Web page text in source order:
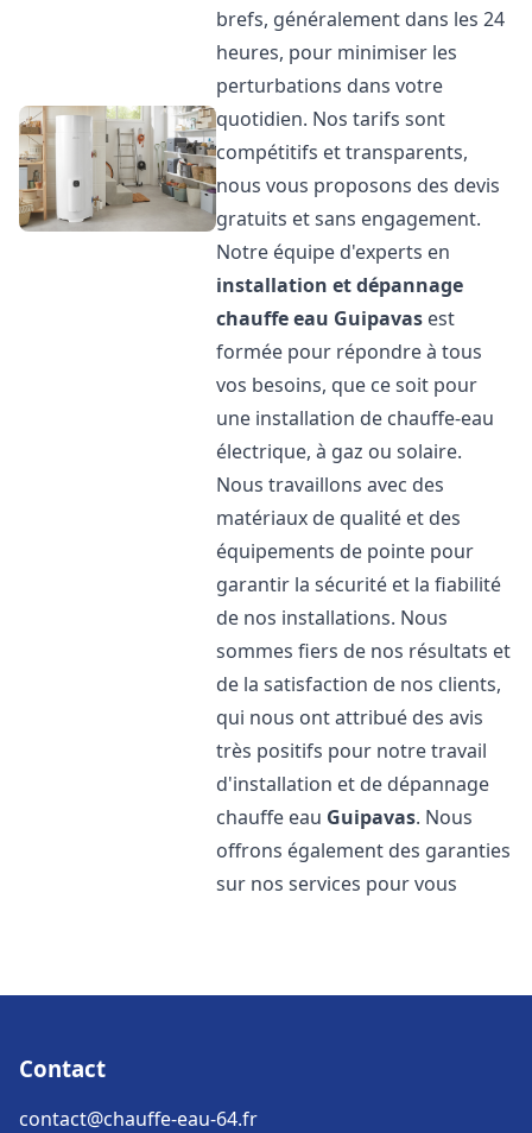
brefs, généralement dans les 24
heures, pour minimiser les
perturbations dans votre
quotidien. Nos tarifs sont
compétitifs et transparents,
nous vous proposons des devis
gratuits et sans engagement.
Notre équipe d'experts en
installation et dépannage
chauffe eau Guipavas est
formée pour répondre à tous
vos besoins, que ce soit pour
une installation de chauffe-eau
électrique, à gaz ou solaire.
Nous travaillons avec des
matériaux de qualité et des
équipements de pointe pour
garantir la sécurité et la fiabilité
de nos installations. Nous
sommes fiers de nos résultats et
de la satisfaction de nos clients,
qui nous ont attribué des avis
très positifs pour notre travail
d'installation et de dépannage
chauffe eau Guipavas. Nous
offrons également des garanties
sur nos services pour vous
Contact
contact@chauffe-eau-64.fr